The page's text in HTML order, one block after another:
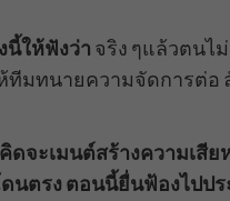
นี้ให้ฟังว่า จริง ๆแล้วตนไ
ทีมทนายความจัดการต่อ
ดจะเมนต์สร้างความเสี
ตรง ตอนนี้ยื่นฟ้องไปป